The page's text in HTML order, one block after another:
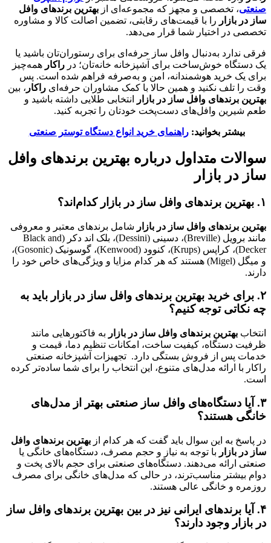
صنعتی، تخصصی و مجهز که مجموعه‌ای از بهترین برندهای وافل
ساز در بازار را با قیمت‌های رقابتی، تضمین اصالت کالا و مشاوره
تخصصی در اختیار شما قرار می‌دهد.
فرقی ندارد به‌دنبال وافل ساز حرفه‌ای برای رستوران‌تان باشید یا
یک دستگاه خوش‌ساخت برای آشپزخانه خانه‌تان؛ در راکار همه‌چیز
برای یک خرید هوشمندانه، امن و به‌صرفه فراهم شده است. پس
وقت را تلف نکنید و همین حالا با کمک مشاوران حرفه‌ای راکار ، بین
بهترین برندهای وافل ساز در بازار
انتخابی طلایی داشته باشید و
طعم شیرین وافل‌های دست‌پخت خودتان را تجربه کنید.
بیشتر بخوانید:راهنمای خرید انواع دستگاه توستر صنعتی
سوالات متداول درباره بهترین برندهای وافل
ساز در بازار
۱. بهترین برندهای وافل ساز در بازار کدام‌اند؟
بهترین برندهای وافل ساز در بازار شامل برندهای معتبر و معروفی
مانند برویل (Breville)، دسینی (Dessini)، بلک اند دکر (Black and
Decker)، کراپس (Krups)، کنوود (Kenwood)، گوسونیک (Gosonic)،
و میگل (Migel) هستند که هر کدام مزایا و ویژگی‌های خاص خود را
دارند.
۲. برای خرید بهترین برندهای وافل ساز در بازار باید به
چه نکاتی توجه کنیم؟
انتخاب بهترین برندهای وافل ساز در بازار به فاکتورهایی مانند
ظرفیت دستگاه، کیفیت ساخت، امکانات تنظیم دما، قیمت و
خدمات پس از فروش بستگی دارد. تجهیزات آشپزخانه صنعتی
راکار با ارائه مدل‌های متنوع، این انتخاب را برای شما ساده‌تر کرده
است.
۳. آیا دستگاه‌های وافل ساز صنعتی بهتر از مدل‌های
خانگی هستند؟
در پاسخ به این سوال باید گفت که هر کدام از بهترین برندهای وافل
ساز در بازار با توجه به نیاز و حجم مصرف، دستگاه‌های خانگی یا
صنعتی ارائه می‌دهند. دستگاه‌های صنعتی برای حجم بالای پخت و
دوام بیشتر مناسب‌ترند، در حالی که مدل‌های خانگی برای مصرف
روزمره و خانگی عالی هستند.
۴. آیا برندهای ایرانی نیز در بین بهترین برندهای وافل ساز
در بازار وجود دارند؟